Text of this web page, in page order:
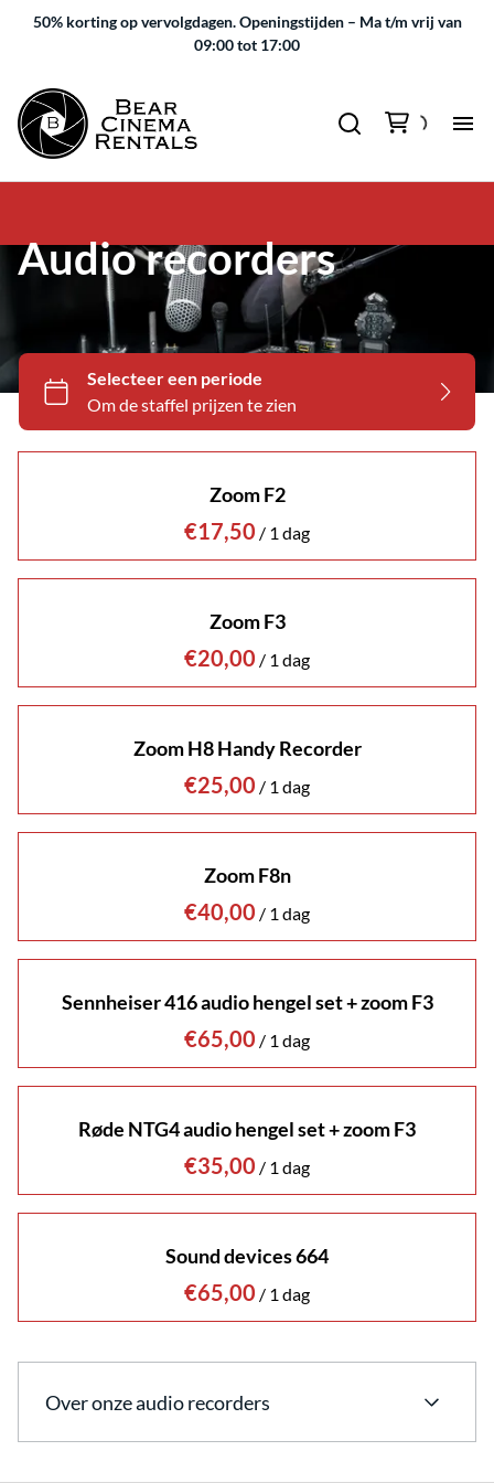
50% korting op vervolgdagen. Openingstijden – Ma t/m vrij van
09:00 tot 17:00
Audio recorders
Zoom F2
/
Zoom F3
/
Zoom H8 Handy Recorder
/
Zoom F8n
/
Sennheiser 416 audio hengel set + zoom F3
/
Røde NTG4 audio hengel set + zoom F3
/
Sound devices 664
/
Over onze audio recorders